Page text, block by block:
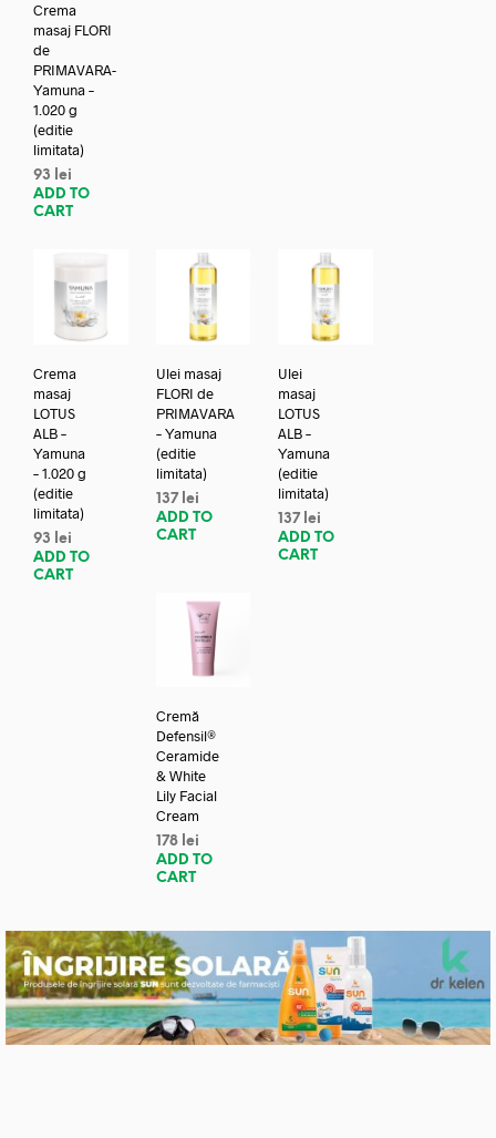
Crema
masaj FLORI
de
PRIMAVARA-
Yamuna –
1.020 g
(editie
limitata)
93
lei
ADD TO
CART
Crema
masaj
LOTUS
ALB –
Yamuna
– 1.020 g
(editie
limitata)
93
lei
ADD TO
CART
Ulei masaj
FLORI de
PRIMAVARA
– Yamuna
(editie
limitata)
137 lei
ADD TO
CART
Ulei
masaj
LOTUS
ALB –
Yamuna
(editie
limitata)
137 lei
ADD TO
CART
Cremă
Defensil®
Ceramide
& White
Lily Facial
Cream
178 lei
ADD TO
CART